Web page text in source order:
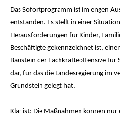
Das Sofortprogramm ist im engen
entstanden. Es stellt in einer
Herausforderungen für Kinder,
Beschäftigte gekennzeichnet ist,
Baustein der Fachkräfteoffensive für
dar, für das die Landesregierung im
Grundstein gelegt hat.
Klar ist: Die Maßnahmen können nur